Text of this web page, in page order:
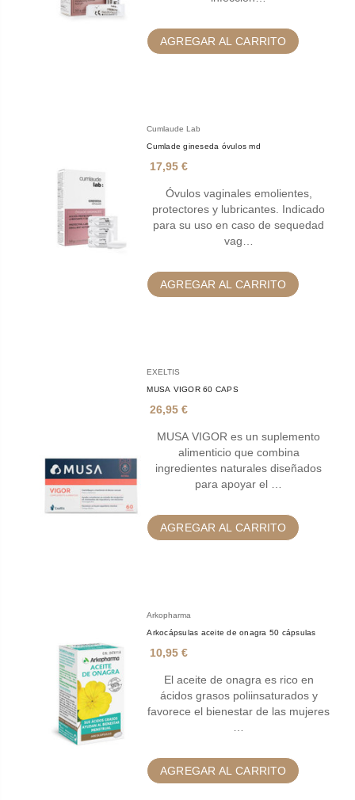
AGREGAR AL CARRITO
Cumlaude Lab
Cumlade gineseda óvulos md
17,95 €
Óvulos vaginales emolientes,
protectores y lubricantes. Indicado
para su uso en caso de sequedad
vag…
AGREGAR AL CARRITO
EXELTIS
MUSA VIGOR 60 CAPS
26,95 €
MUSA VIGOR es un suplemento
alimenticio que combina
ingredientes naturales diseñados
para apoyar el …
AGREGAR AL CARRITO
Arkopharma
Arkocápsulas aceite de onagra 50 cápsulas
10,95 €
El aceite de onagra es rico en
ácidos grasos poliinsaturados y
favorece el bienestar de las mujeres
AGREGAR AL CARRITO